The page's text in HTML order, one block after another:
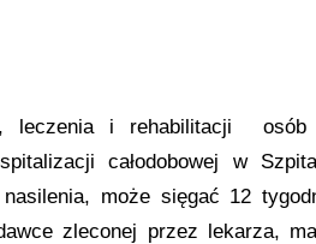
leczenia i rehabilitacji
całodobowej w
może sięgać 12
zleconej przez lekarza,